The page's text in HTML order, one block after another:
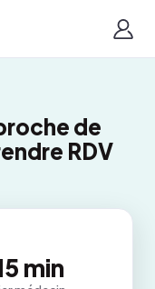
de
RDV
min